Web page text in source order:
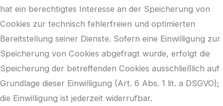
hat ein berechtigtes Interesse an der Speicherung von
Cookies zur technisch fehlerfreien und optimierten
Bereitstellung seiner Dienste. Sofern eine Einwilligung zur
Speicherung von Cookies abgefragt wurde, erfolgt die
Speicherung der betreffenden Cookies ausschließlich auf
Grundlage dieser Einwilligung (Art. 6 Abs. 1 lit. a DSGVO);
die Einwilligung ist jederzeit widerrufbar.